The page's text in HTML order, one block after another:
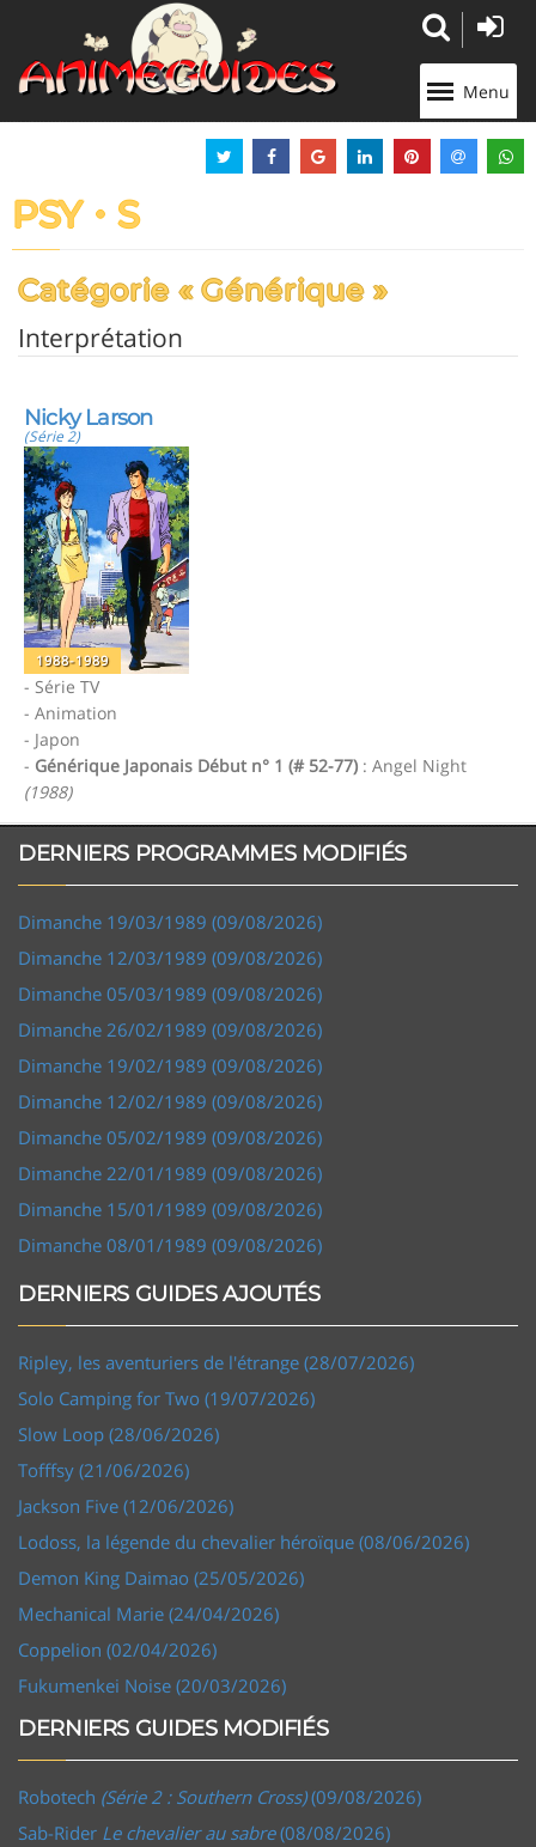
Menu
PSY・S
Catégorie « Générique »
Interprétation
Nicky Larson
(Série 2)
1988-1989
- Série TV
- Animation
- Japon
- Générique Japonais Début n° 1 (# 52-77) : Angel Night
(1988)
DERNIERS PROGRAMMES MODIFIÉS
Dimanche 19/03/1989 (09/08/2026)
Dimanche 12/03/1989 (09/08/2026)
Dimanche 05/03/1989 (09/08/2026)
Dimanche 26/02/1989 (09/08/2026)
Dimanche 19/02/1989 (09/08/2026)
Dimanche 12/02/1989 (09/08/2026)
Dimanche 05/02/1989 (09/08/2026)
Dimanche 22/01/1989 (09/08/2026)
Dimanche 15/01/1989 (09/08/2026)
Dimanche 08/01/1989 (09/08/2026)
DERNIERS GUIDES AJOUTÉS
Ripley, les aventuriers de l'étrange (28/07/2026)
Solo Camping for Two (19/07/2026)
Slow Loop (28/06/2026)
Tofffsy (21/06/2026)
Jackson Five (12/06/2026)
Lodoss, la légende du chevalier héroïque (08/06/2026)
Demon King Daimao (25/05/2026)
Mechanical Marie (24/04/2026)
Coppelion (02/04/2026)
Fukumenkei Noise (20/03/2026)
DERNIERS GUIDES MODIFIÉS
Robotech (Série 2 : Southern Cross)(09/08/2026)
Sab-Rider Le chevalier au sabre(08/08/2026)
Panneau de gestion des cookies